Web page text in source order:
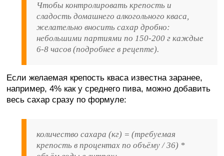
Чтобы контролировать крепость и
сладость домашнего алкогольного кваса,
желательно вносить сахар дробно:
небольшими партиями по 150-200 г каждые
6-8 часов (подробнее в рецепте).
Если желаемая крепость кваса известна заранее,
например, 4% как у среднего пива, можно добавить
весь сахар сразу по формуле:
количество сахара (кг) = (требуемая
крепость в процентах по объёму / 36) *